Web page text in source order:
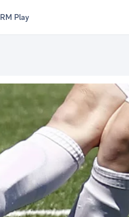
RM Play